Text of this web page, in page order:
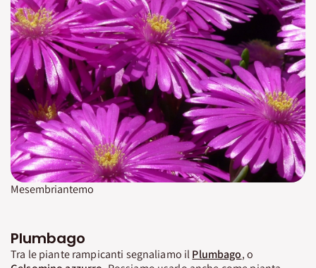
Mesembriantemo
Plumbago
Tra le piante rampicanti segnaliamo ilPlumbago, o